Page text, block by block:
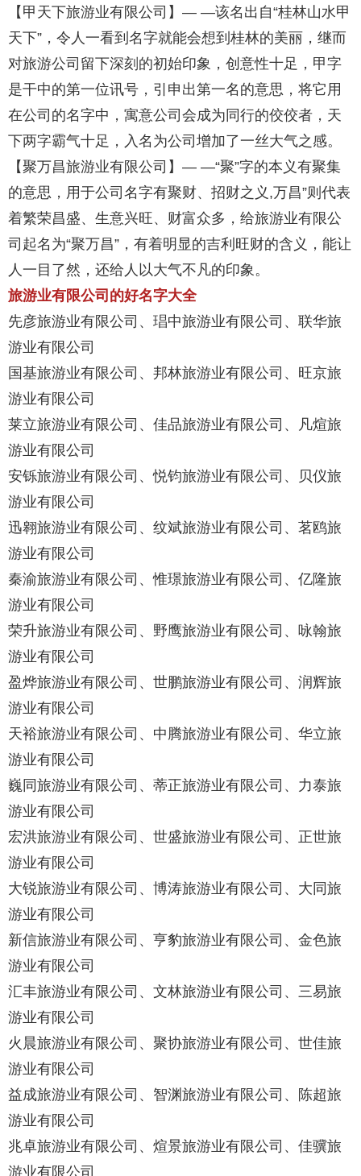
【甲天下旅游业有限公司】— —该名出自“桂林山水甲
天下”，令人一看到名字就能会想到桂林的美丽，继而
对旅游公司留下深刻的初始印象，创意性十足，甲字
是干中的第一位讯号，引申出第一名的意思，将它用
在公司的名字中，寓意公司会成为同行的佼佼者，天
下两字霸气十足，入名为公司增加了一丝大气之感。
【聚万昌旅游业有限公司】— —“聚”字的本义有聚集
的意思，用于公司名字有聚财、招财之义,万昌”则代表
着繁荣昌盛、生意兴旺、财富众多，给旅游业有限公
司起名为“聚万昌”，有着明显的吉利旺财的含义，能让
人一目了然，还给人以大气不凡的印象。
旅游业有限公司的好名字大全
先彦旅游业有限公司、琩中旅游业有限公司、联华旅
游业有限公司
国基旅游业有限公司、邦林旅游业有限公司、旺京旅
游业有限公司
莱立旅游业有限公司、佳品旅游业有限公司、凡煊旅
游业有限公司
安铄旅游业有限公司、悦钧旅游业有限公司、贝仪旅
游业有限公司
迅翱旅游业有限公司、纹斌旅游业有限公司、茗鸥旅
游业有限公司
秦渝旅游业有限公司、惟璟旅游业有限公司、亿隆旅
游业有限公司
荣升旅游业有限公司、野鹰旅游业有限公司、咏翰旅
游业有限公司
盈烨旅游业有限公司、世鹏旅游业有限公司、润辉旅
游业有限公司
天裕旅游业有限公司、中腾旅游业有限公司、华立旅
游业有限公司
巍同旅游业有限公司、蒂正旅游业有限公司、力泰旅
游业有限公司
宏洪旅游业有限公司、世盛旅游业有限公司、正世旅
游业有限公司
大锐旅游业有限公司、博涛旅游业有限公司、大同旅
游业有限公司
新信旅游业有限公司、亨豹旅游业有限公司、金色旅
游业有限公司
汇丰旅游业有限公司、文林旅游业有限公司、三易旅
游业有限公司
火晨旅游业有限公司、聚协旅游业有限公司、世佳旅
游业有限公司
益成旅游业有限公司、智渊旅游业有限公司、陈超旅
游业有限公司
兆卓旅游业有限公司、煊景旅游业有限公司、佳骥旅
游业有限公司